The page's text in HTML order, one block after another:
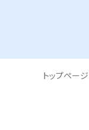
トップページ